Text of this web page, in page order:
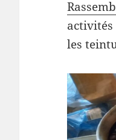
les